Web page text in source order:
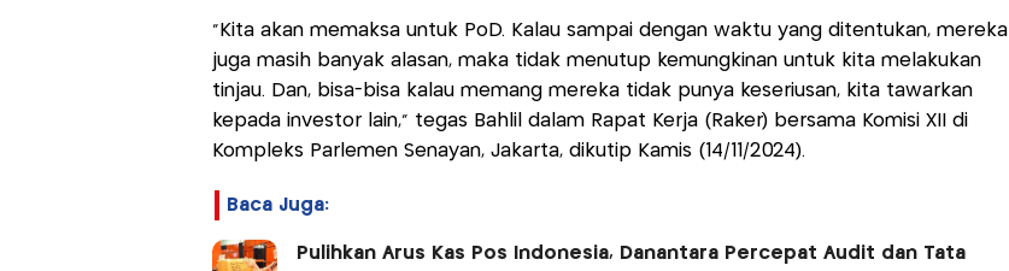
"Kita akan memaksa untuk PoD. Kalau sampai dengan waktu yang ditentukan, mereka
juga masih banyak alasan, maka tidak menutup kemungkinan untuk kita melakukan
tinjau. Dan, bisa-bisa kalau memang mereka tidak punya keseriusan, kita tawarkan
kepada investor lain," tegas Bahlil dalam Rapat Kerja (Raker) bersama Komisi XII di
Kompleks Parlemen Senayan, Jakarta, dikutip Kamis (14/11/2024).
Baca Juga:
Pulihkan Arus Kas Pos Indonesia, Danantara Percepat Audit dan Tata